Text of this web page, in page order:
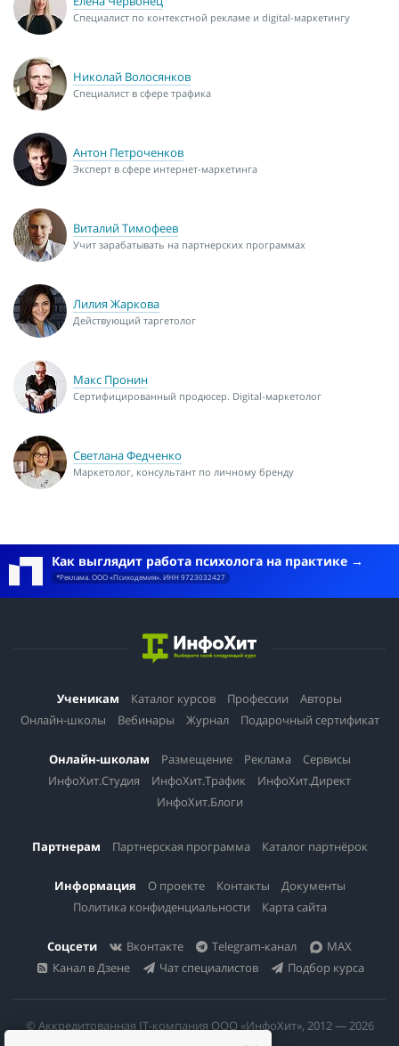
Специалист по контекстной рекламе и digital-маркетингу
Николай Волосянков
Специалист в сфере трафика
Антон Петроченков
Эксперт в сфере интернет-маркетинга
Виталий Тимофеев
Учит зарабатывать на партнерских программах
Лилия Жаркова
Действующий таргетолог
Макс Пронин
Сертифицированный продюсер. Digital-маркетолог
Светлана Федченко
Маркетолог, консультант по личному бренду
Как выглядит работа психолога на практике
*Реклама. ООО «Психодемия». ИНН 9723032427
Ученикам Каталог курсов Профессии
Авторы
Онлайн-школы
Вебинары Журнал Подарочный сертификат
Онлайн-школам Размещение Реклама
Сервисы
ИнфоХит.Студия
ИнфоХит.Трафик
ИнфоХит.Директ
ИнфоХит.Блоги
Партнерам Партнерская программа Каталог партнёрок
Информация О проекте Контакты
Документы
Политика конфиденциальности
Карта сайта
Соцсети Вконтакте Telegram-канал
MAX
Канал в Дзене
Чат специалистов Подбор курса
© Аккредитованная IT-компания ООО «ИнфоХит», 2012 — 2026